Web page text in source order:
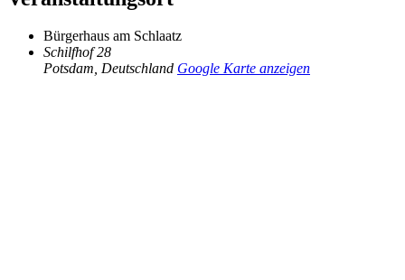
Bürgerhaus am Schlaatz
Schilfhof 28
Potsdam, Deutschland Google Karte anzeigen